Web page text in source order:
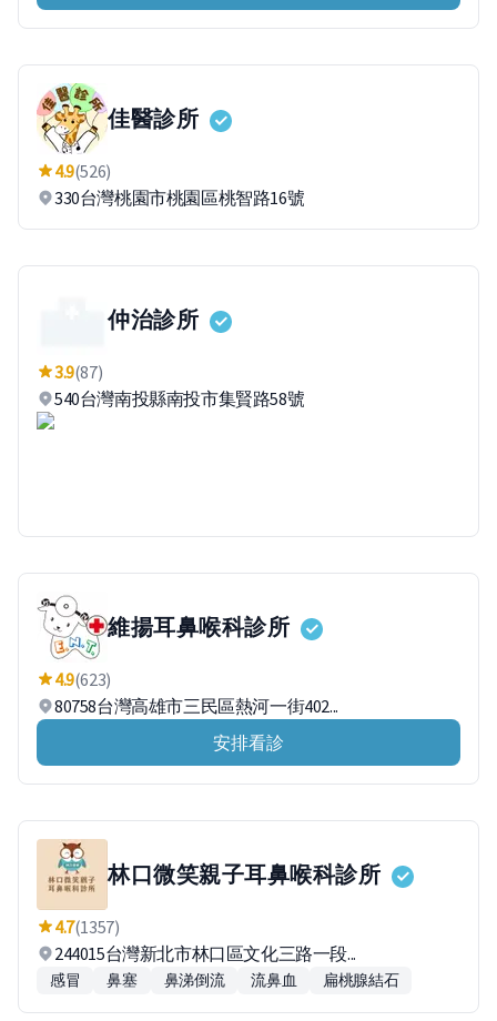
佳醫診所
4.9(526)
330台灣桃園市桃園區桃智路16號
仲治診所
3.9(87)
540台灣南投縣南投市集賢路58號
維揚耳鼻喉科診所
4.9(623)
80758台灣高雄市三民區熱河一街402...
安排看診
林口微笑親子耳鼻喉科診所
4.7(1357)
244015台灣新北市林口區文化三路一段...
感冒 鼻塞 鼻涕倒流 流鼻血 扁桃腺結石